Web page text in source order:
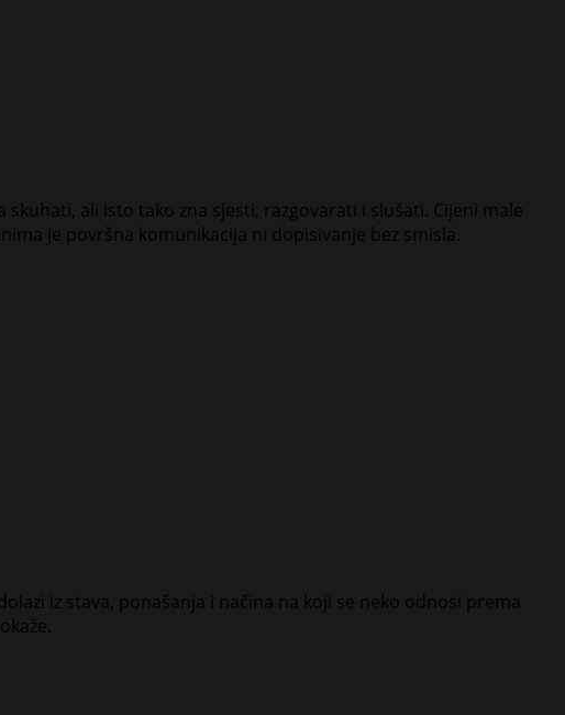
ali isto tako zna sjesti, razgovarati i slušati. Cijeni male
je površna komunikacija ni dopisivanje bez smisla.
iz stava, ponašanja i načina na koji se neko odnosi prema